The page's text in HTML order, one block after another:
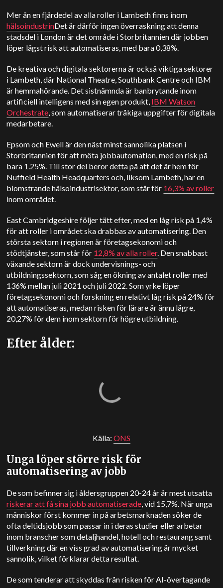
Mer än en fjärdedel av alla roller i Lambeth finns inom
hälsoindustrinDet är därför ingen överraskning att denna
stadsdel i London är det område i Storbritannien där jobben
löper lägst risk att automatiseras, med bara 0,38%.
De kreativa och digitala sektorerna är också viktiga sektorer
i Lambeth, där National Theatre, Southbank Centre och IBM
är hemmahörande. Det sistnämnda är banbrytande inom
artificiell intelligens med sin egen produkt, IBM Watson
Orchestrate,som automatiserar tråkiga uppgifter för digitala
medarbetare.
Epsom och Ewell är den näst minst sannolika platsen i
Storbritannien för att möta jobbautomation, med en risk på
bara 1.25%. Till stor del beror detta på att det är hem för
Nuffield Health Headquarters och, liksom Lambeth, har en
blomstrande hälsoindustrisektor, som står för 16,3% av roller
inom området.
East Cambridgeshire följer tätt efter, med en låg risk på 1,4%
för att roller i området ska drabbas av automatisering. Den
största sektorn i regionen är företagsekonomi och
stödtjänster, som står för 12,8% av alla roller. Den snabbast
växande sektorn är dock undervisnings- och
utbildningssektorn, som såg en ökning av antalet roller med
136% mellan juli 2021 och juli 2022. Som yrke löper
företagsekonomi och forskning en relativt låg risk på 24% för
att automatiseras, medan risken för lärare är ännu lägre,
20,27% för dem inom sektorn för högre utbildning.
Efter ålder:
Källa: ONS
Unga löper större risk för
automatisering av jobb
De som befinner sig i åldersgruppen 20-24 år är mest utsatta
riskerar att få sina jobb automatiserade, vid 15,7%. När unga
människor först kommer in på arbetsmarknaden söker de
ofta deltidsjobb som passar in i deras studier eller arbetar
inom branscher som detaljhandel, hotell och restaurang samt
tillverkning där en viss grad av automatisering är mycket
sannolik, vilket förklarar detta resultat.
De som tenderar att skyddas från risken för AI-övertagande